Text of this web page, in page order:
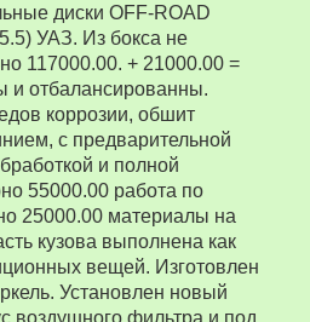
диски OFF-ROAD
УАЗ. Из бокса не
117000.00. + 21000.00 =
и отбалансированны.
коррозии, обшит
с предварительной
и полной
55000.00 работа по
25000.00 материалы на
кузова выполнена как
вещей. Изготовлен
Установлен новый